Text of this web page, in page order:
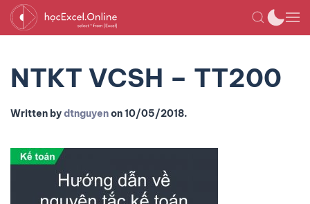
NTKT VCSH – TT200
Written bydtnguyenon10/05/2018.